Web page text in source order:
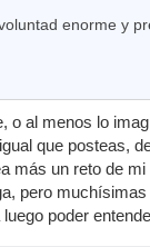
enorme y
o al menos lo
que posteas,
más un reto de
pero
poder